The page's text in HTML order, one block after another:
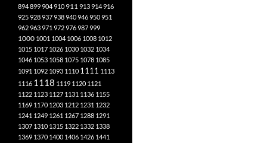
894899904910 911 913914916
925928937938940946950951
962963971 972976987999
1000 1001 1004 1006 1008 1012
1015 1017 1026 1030 1032 1034
1046 1053 1058 1075 1078 1085
1091 1092 1093 1110 1111 1113
1116 1118 1119 1120 1121
1122 1123 1127 1131 1136 1155
1169 1170 1203 1212 1231 1232
1241 1249 1261 1267 1288 1291
1307 1310 1315 1322 1332 1338
1369 1370 1400 1406 1426 1441